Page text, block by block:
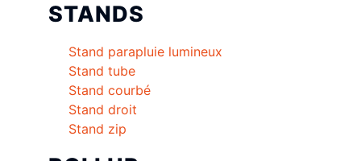
STANDS
Stand parapluie lumineux
Stand tube
Stand courbé
Stand droit
Stand zip